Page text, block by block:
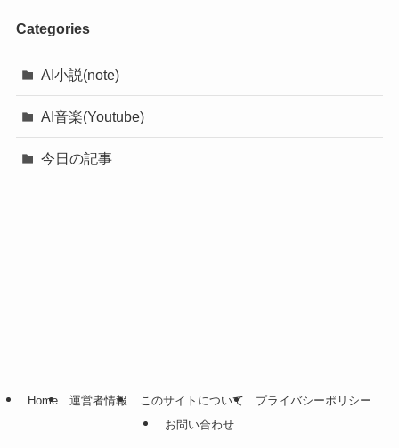
Categories
AI小説(note)
AI音楽(Youtube)
今日の記事
Home 運営者情報 このサイトについて
プライバシーポリシー
お問い合わせ